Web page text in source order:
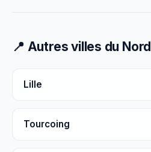
📍 Autres villes du Nord
Lille
Tourcoing